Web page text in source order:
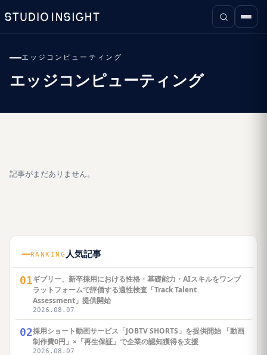
エッジコンピューティング
エッジコンピューティング
記事がまだありません。
RANKING 人気記事
01ギブリー、新卒採用における性格・基礎能力・AIスキルをワンプ
ラットフォームで評価する適性検査「Track Talent
Assessment」提供開始
2026.08.07
02採用ショート動画サービス「JOBTV SHORTS」を提供開始 「動画
制作費0円」×「再生保証」で企業の認知獲得を支援
2026.08.07